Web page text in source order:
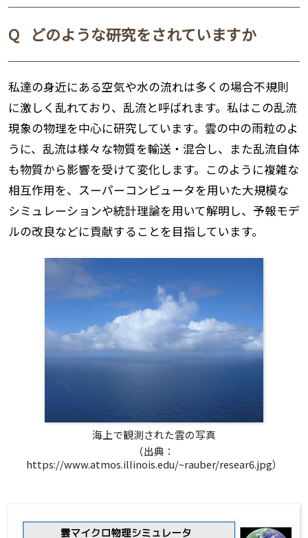
Q どのような研究をされていますか
私達の身近にある空気や水の流れは多くの場合不規則
に激しく乱れており、乱流と呼ばれます。私はこの乱流
現象の物理を中心に研究しています。雲の中の雨粒のよ
うに、乱流は様々な物質を輸送・混合し、また乱流自体
も物質から影響を受けて変化します。このように複雑な
相互作用を、スーパーコンピュータを用いた大規模な
シミュレーションや統計理論を用いて解明し、予報モデ
ルの改良などに貢献することを目指しています。
海上で観測された雲の写真
（出典：
https://www.atmos.illinois.edu/~rauber/resear6.jpg）